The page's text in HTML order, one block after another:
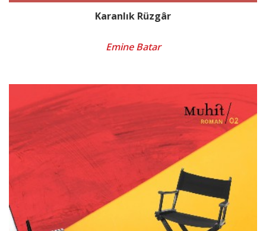
Karanlık Rüzgâr
Emine Batar